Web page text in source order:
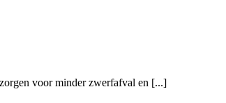
voor minder zwerfafval en [...]